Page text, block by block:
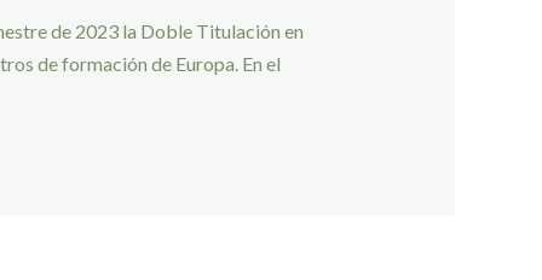
de 2023 la Doble Titulación en
de formación de Europa. En el